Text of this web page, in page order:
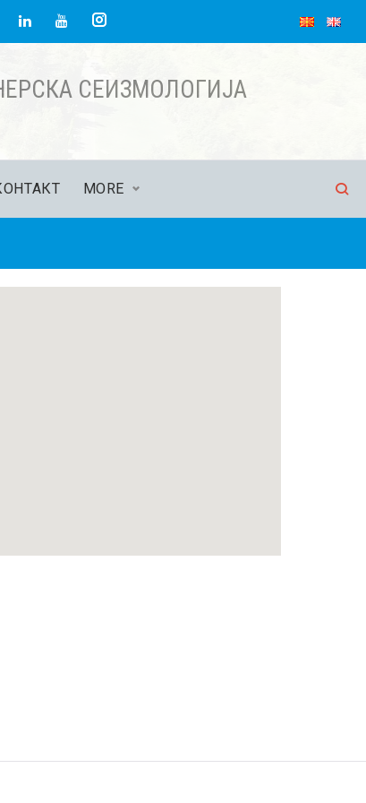
СЕИЗМОЛОГИЈА
MORE